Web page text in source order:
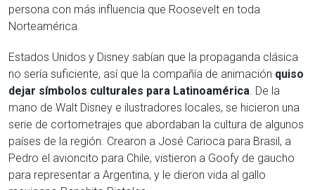
persona con más influencia que Roosevelt en toda
Norteamérica.
Estados Unidos y Disney sabían que la propaganda clásica
no sería suficiente, así que la compañía de animación quiso
dejar símbolos culturales para Latinoamérica. De la
mano de Walt Disney e ilustradores locales, se hicieron una
serie de cortometrajes que abordaban la cultura de algunos
países de la región. Crearon a José Carioca para Brasil, a
Pedro el avioncito para Chile, vistieron a Goofy de gaucho
para representar a Argentina, y le dieron vida al gallo